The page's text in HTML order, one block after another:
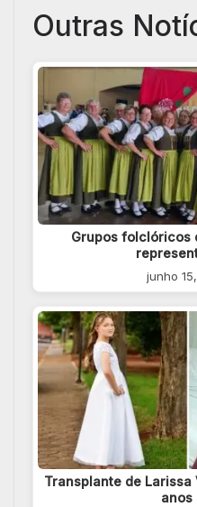
Outras
Grupos folclóricos
junho
Transplante de Larissa
anos